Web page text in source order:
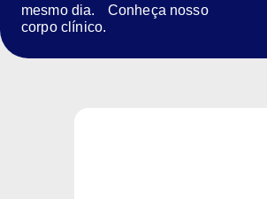
mesmo dia. Conheça nosso
corpo clínico.